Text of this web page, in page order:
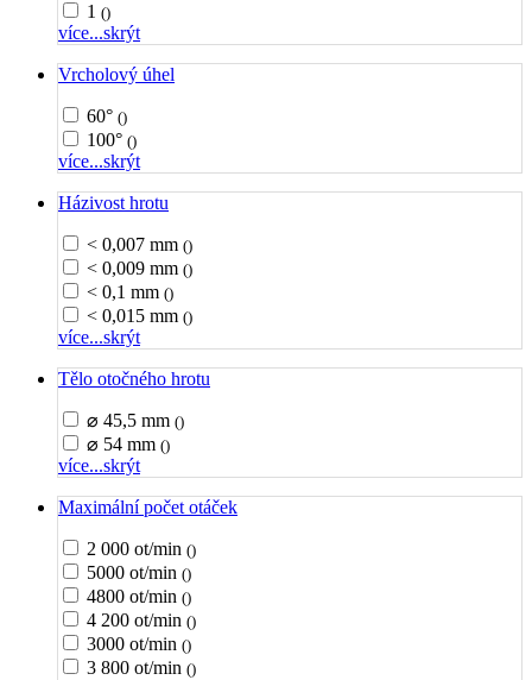
1 ()
více...skrýt
Vrcholový úhel
60° ()
100° ()
více...skrýt
Házivost hrotu
< 0,007 mm ()
< 0,009 mm ()
< 0,1 mm ()
< 0,015 mm ()
více...skrýt
Tělo otočného hrotu
⌀ 45,5 mm ()
⌀ 54 mm ()
více...skrýt
Maximální počet otáček
2 000 ot/min ()
5000 ot/min ()
4800 ot/min ()
4 200 ot/min ()
3000 ot/min ()
3 800 ot/min ()